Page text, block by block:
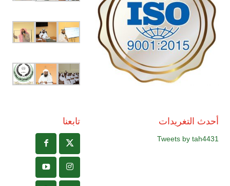
أحدث التغريدات
Tweets by tah4431
تابعنا